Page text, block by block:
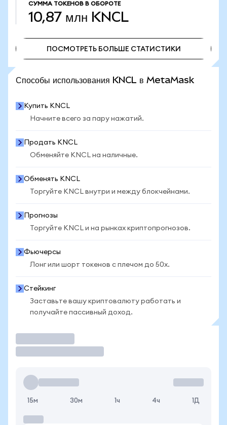
СУММА ТОКЕНОВ В ОБОРОТЕ
10,87 млн KNCL
ПОСМОТРЕТЬ БОЛЬШЕ СТАТИСТИКИ
Способы использования KNCL в MetaMask
Купить KNCL
Начните всего за пару нажатий.
Продать KNCL
Обменяйте KNCL на наличные.
Обменять KNCL
Торгуйте KNCL внутри и между блокчейнами.
Прогнозы
Торгуйте KNCL и на рынках криптопрогнозов.
Фьючерсы
Лонг или шорт токенов с плечом до 50x.
Стейкинг
Заставьте вашу криптовалюту работать и
получайте пассивный доход.
15м 30м 1ч 4ч 1Д